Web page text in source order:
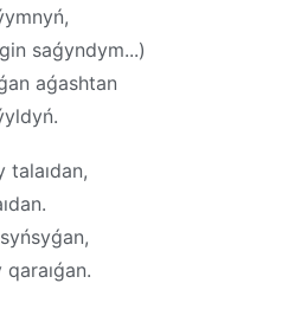
saǵyndym...)
aǵashtan
talaıdan,